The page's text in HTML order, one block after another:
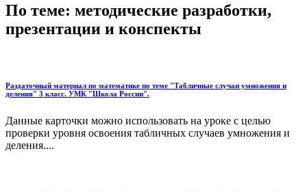
По теме: методические разработки,
презентации и конспекты
Раздаточный материал по математике по теме "Табличные случаи умножения и
деления" 3 класс. УМК "Школа России".
Данные карточки можно использовать на уроке с целью
проверки уровня освоения табличных случаев умножения и
деления....